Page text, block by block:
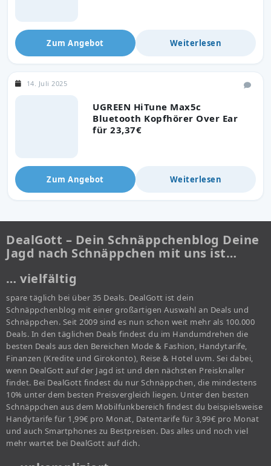
Zum Angebot Weiterlesen
UGREEN HiTune Max5c
Bluetooth Kopfhörer Over Ear
für 23,37€
14. Juli 2025
Zum Angebot Weiterlesen
DealGott – Dein Schnäppchenblog Deine
Jagd nach Schnäppchen mit uns ist…
… vielfältig
spare täglich bei über 35 Deals. DealGott ist dein
Schnäppchenblog mit einer großartigen Auswahl an Deals und
Schnäppchen. Seit 2009 sind es nun schon weit mehr als 100.000
Deals. In den täglichen Deals findest du im Handumdrehen die
besten Deals aus den Bereichen Mode & Fashion, Handytarife,
Finanzen (Kredite und Girokonto), Reise & Hotel uvm. Sei dabei,
wenn DealGott auf der Jagd ist und den nächsten Preisknaller
findet. Bei DealGott findest du nur Schnäppchen, die mindestens
10% unter dem besten Preisvergleich liegen. Unter den besten
Schnäppchen aus dem Mobilfunkbereich findest du beispielsweise
Handytarife für 1,99€ pro Monat, Datentarife für 3,99€ pro Monat
und auch Smartphones zu Bestpreisen. Das alles und noch viel
mehr wartet bei DealGott auf dich.